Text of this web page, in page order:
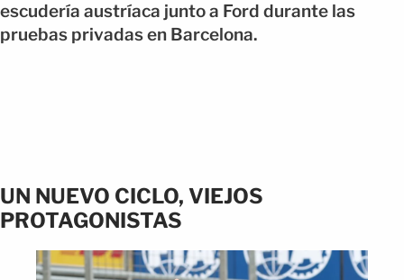
escudería austríaca junto a Ford durante las
pruebas privadas en Barcelona.
UN NUEVO CICLO, VIEJOS
PROTAGONISTAS